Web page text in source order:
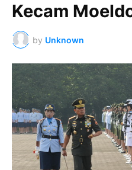
Kecam
by Unknown